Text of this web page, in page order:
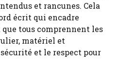
et rancunes. Cela
écrit qui encadre
tous comprennent les
matériel et
et le respect pour